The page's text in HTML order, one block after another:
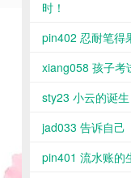
时！
pin402 忍耐笔得
xiang058 孩子考
sty23 小云的诞生
jad033 告诉自己
pin401 流水账的